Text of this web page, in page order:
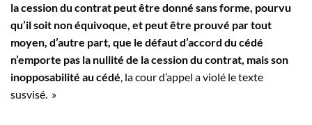
la cession du contrat peut être donné sans forme, pourvu
qu’il soit non équivoque, et peut être prouvé par tout
moyen, d’autre part, que le défaut d’accord du cédé
n’emporte pas la nullité de la cession du contrat, mais son
inopposabilité au cédé, la cour d’appel a violé le texte
susvisé. »